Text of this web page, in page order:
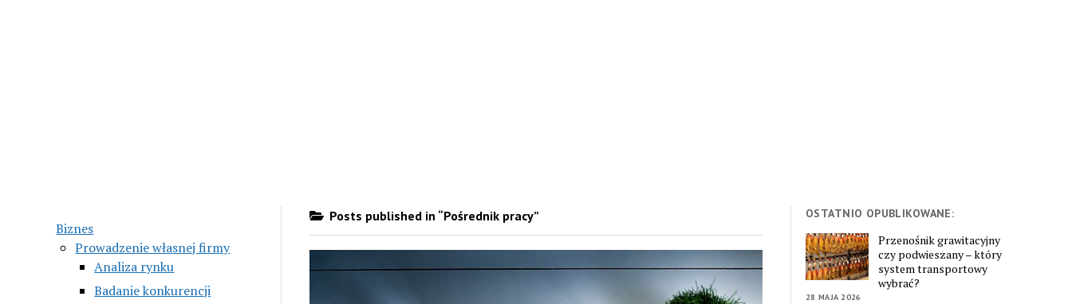
Biznes
Prowadzenie własnej firmy
Analiza rynku
Badanie konkurencji
Posts published in “Pośrednik pracy” OSTATNIO OPUBLIKOWANE:
Przenośnik grawitacyjny
czy podwieszany – który
system transportowy
wybrać?
28 MAJA 2026